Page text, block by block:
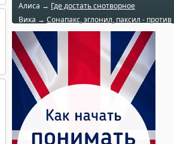
Алиса → Где достать снотворное
Вика → Сонапакс, эглонил, паксил - против
чего?
Катерина →
Боль в колене при нагрузке
Алла →Болят коленные суставы
Паша Щ. →
Боль в коленной чашечке
Ульяна Ф. →Болят и хрустят колени
Артемов Иван →
Болит и опухло колено
Чернов Игорь →Болят суставы при занятиях
спортом